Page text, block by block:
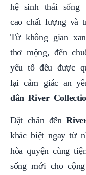
hệ sinh thái sống
cao chất lượng và
Từ không gian
thơ mộng, đến
yếu tố đều được
lại cảm giác an
dân River
Đặt chân đến
khác biệt ngay từ
hòa quyện cùng
sống mới cho